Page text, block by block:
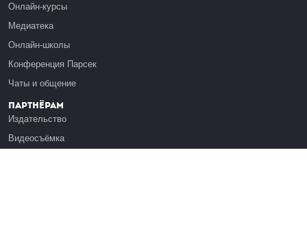
Онлайн-курсы
Медиатека
Онлайн-школы
Конференция Парсек
Чаты и общение
Партнёрам
Издательство
Видеосъёмка